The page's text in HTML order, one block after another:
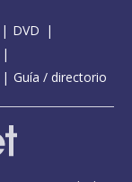
DVD
Guía / directorio